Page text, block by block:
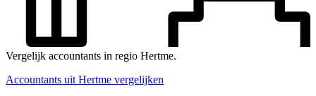
Vergelijk accountants in regio Hertme.
Accountants uit Hertme vergelijken